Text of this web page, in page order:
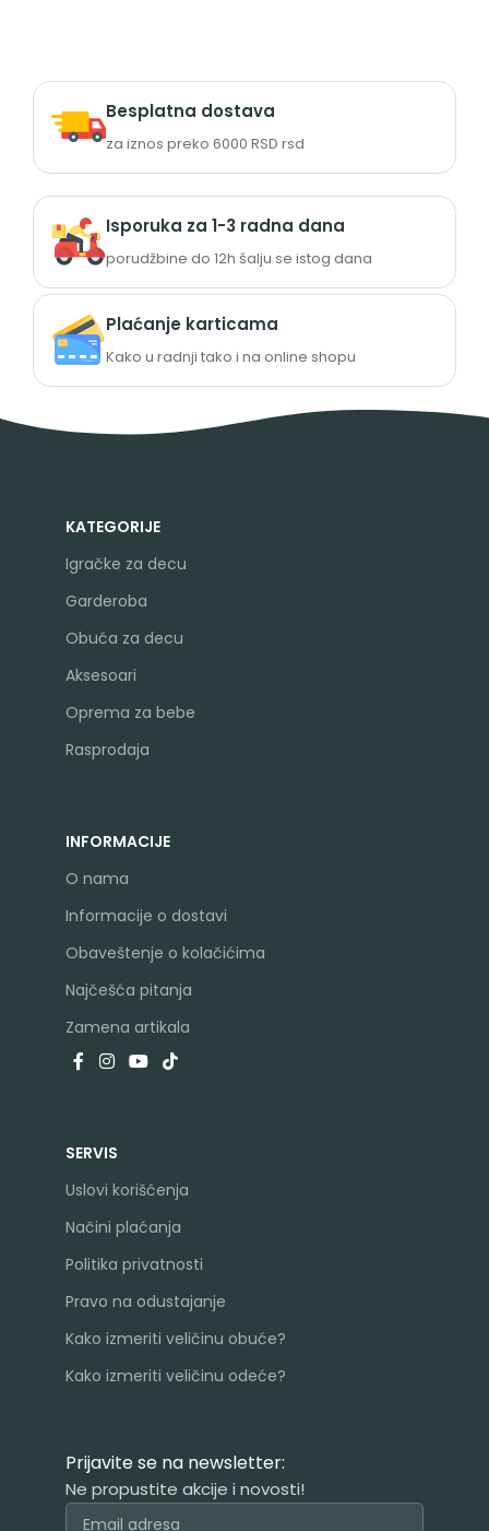
Besplatna dostava
za iznos preko 6000 RSD rsd
Isporuka za 1-3 radna dana
porudžbine do 12h šalju se istog dana
Plaćanje karticama
Kako u radnji tako i na online shopu
KATEGORIJE
Igračke za decu
Garderoba
Obuća za decu
Aksesoari
Oprema za bebe
Rasprodaja
INFORMACIJE
O nama
Informacije o dostavi
Obaveštenje o kolačićima
Najčešća pitanja
Zamena artikala
SERVIS
Uslovi korišćenja
Načini plaćanja
Politika privatnosti
Pravo na odustajanje
Kako izmeriti veličinu obuće?
Kako izmeriti veličinu odeće?
Prijavite se na newsletter:
Ne propustite akcije i novosti!